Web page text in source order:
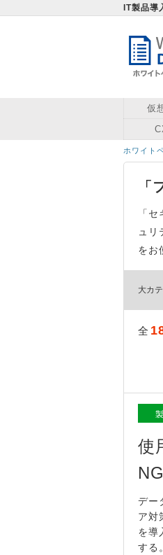
IT製品
仮
ホワイト
「
「
ュリ
をお
大カ
全
使
デー
ア対
を導
する